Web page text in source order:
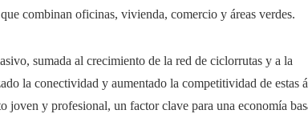
combinan oficinas, vivienda, comercio y áreas verdes.
sumada al crecimiento de la red de ciclorrutas y a la
la conectividad y aumentado la competitividad de estas
joven y profesional, un factor clave para una economía